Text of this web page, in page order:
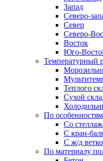
Запад
Северо-
Север
Северо-
Восток
Юго-
Температурный
Теплого
Сухой
По
Со
С кран-
С ж/д
По материалу